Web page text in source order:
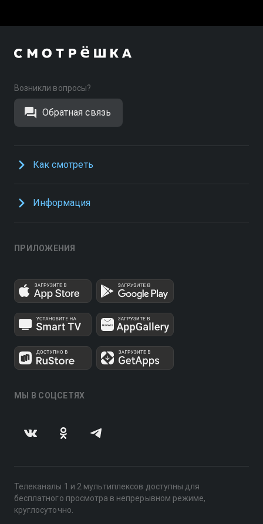
Возникли вопросы?
Обратная связь
Как смотреть
Информация
ПРИЛОЖЕНИЯ
МЫ В СОЦСЕТЯХ
Телеканалы 1 и 2 мультиплексов доступны для
бесплатного просмотра в непрерывном режиме,
круглосуточно.